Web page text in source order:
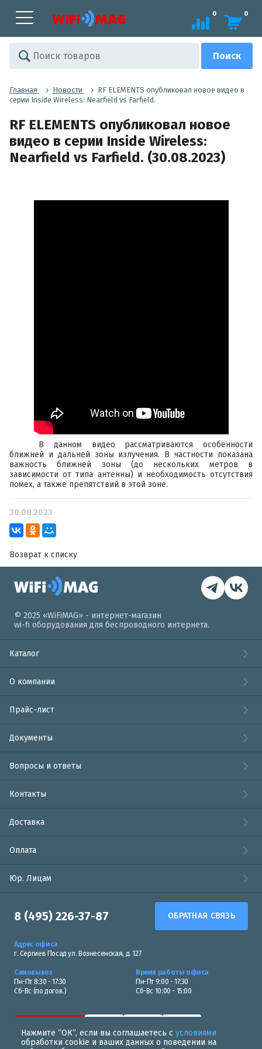
Нажмите “ОК”, если вы соглашаетесь с условиями
обработки cookie и ваших данных о поведении на
0 0
Главная Новости
RF ELEMENTS опубликовал новое видео в
серии Inside Wireless: Nearfield vs Farfield.
RF ELEMENTS опубликовал новое
видео в серии Inside Wireless:
Nearfield vs Farfield. (30.08.2023)
В данном видео рассматриваются особенности
ближней и дальней зоны излучения. В частности показана
важность ближней зоны (до нескольких метров в
зависимости от типа антенны) и необходимость отсутствия
помех, а также препятствий в этой зоне.
30.08.2023
Возврат к списку
© 2025 «WiFiMAG» - интернет-магазин
wi-fi оборудования для беспроводного интернета.
Каталог
О компании
Прайс-лист
Документы
Вопросы и ответы
Контакты
Доставка
Оплата
Юр. Лицам
8 (495) 226-37-87 ОБРАТНАЯ СВЯЗЬ
Адрес офиса
г. Сергиев Посад ул. Вознесенская, д. 127
Самовывоз
Пн-Пт 8:30 - 17:30
Сб-Вс (по догов.)
Время работы офиса
Пн-Пт 9:00 - 17:30
Сб-Вс 10:00 - 15:00